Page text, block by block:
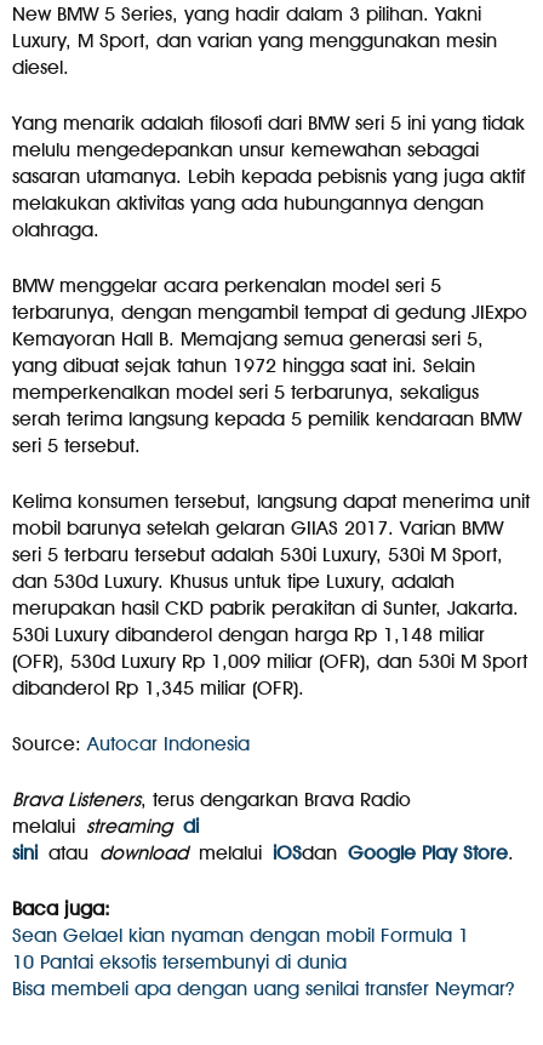
New BMW 5 Series, yang hadir dalam 3 pilihan. Yakni
Luxury, M Sport, dan varian yang menggunakan mesin
diesel.
Yang menarik adalah filosofi dari BMW seri 5 ini yang tidak
melulu mengedepankan unsur kemewahan sebagai
sasaran utamanya. Lebih kepada pebisnis yang juga aktif
melakukan aktivitas yang ada hubungannya dengan
olahraga.
BMW menggelar acara perkenalan model seri 5
terbarunya, dengan mengambil tempat di gedung JIExpo
Kemayoran Hall B. Memajang semua generasi seri 5,
yang dibuat sejak tahun 1972 hingga saat ini. Selain
memperkenalkan model seri 5 terbarunya, sekaligus
serah terima langsung kepada 5 pemilik kendaraan BMW
seri 5 tersebut.
Kelima konsumen tersebut, langsung dapat menerima unit
mobil barunya setelah gelaran GIIAS 2017. Varian BMW
seri 5 terbaru tersebut adalah 530i Luxury, 530i M Sport,
dan 530d Luxury. Khusus untuk tipe Luxury, adalah
merupakan hasil CKD pabrik perakitan di Sunter, Jakarta.
530i Luxury dibanderol dengan harga Rp 1,148 miliar
(OFR), 530d Luxury Rp 1,009 miliar (OFR), dan 530i M Sport
dibanderol Rp 1,345 miliar (OFR).
Source: Autocar Indonesia
Brava Listeners, terus dengarkan Brava Radio
melalui streaming di
sini atau downloadmelalui iOSdan Google Play Store.
Baca juga:
Sean Gelael kian nyaman dengan mobil Formula 1
10 Pantai eksotis tersembunyi di dunia
Bisa membeli apa dengan uang senilai transfer Neymar?